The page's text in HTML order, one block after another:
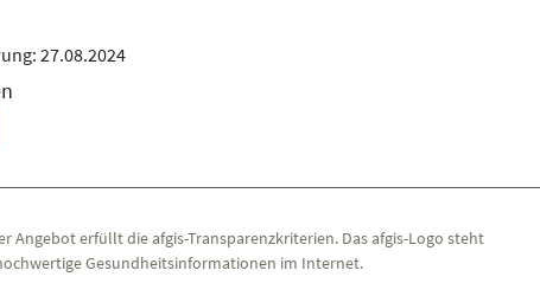
27.08.2024
Angebot erfüllt die afgis-Transparenzkriterien. Das afgis-Logo steht
Gesundheitsinformationen im Internet.